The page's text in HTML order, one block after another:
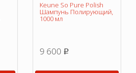
Keune So Pure Polish
Шампунь Полирующий,
1000 мл
9 600 p